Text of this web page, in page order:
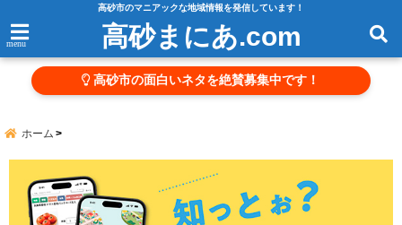
高砂市のマニアックな地域情報を発信しています！
menu 高砂まにあ.com
高砂市の面白いネタを絶賛募集中です！
ホーム